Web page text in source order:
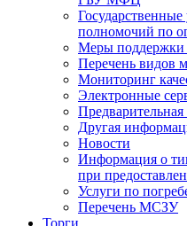
полномочий по
Меры
Перечень видов
Мониторинг
Электронные
Предварительная
Другая
Новости
Информация о
при
Услуги по
Перечень МСЗУ
Торги